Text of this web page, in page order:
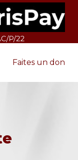
P/22
Faites un don